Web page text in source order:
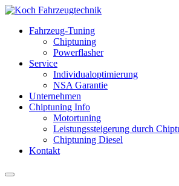
Fahrzeug-Tuning
Chiptuning
Powerflasher
Service
Individualoptimierung
NSA Garantie
Unternehmen
Chiptuning Info
Motortuning
Leistungssteigerung durch
Chiptuning Diesel
Kontakt